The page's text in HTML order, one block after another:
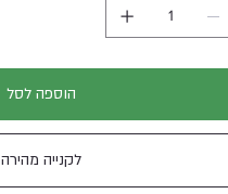
הוספה לסל
לקנייה מהירה